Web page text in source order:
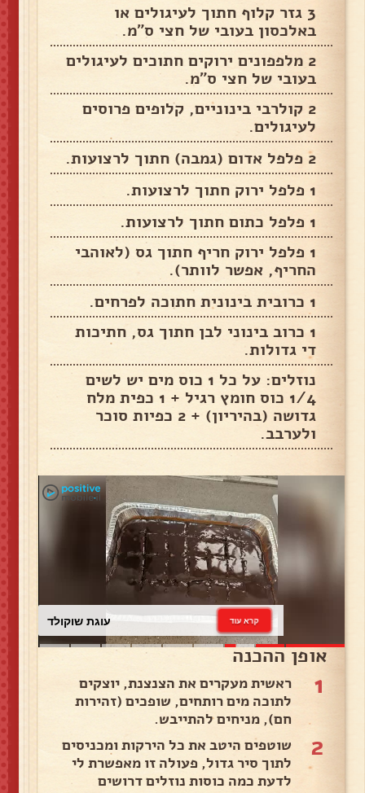
3 גזר קלוף חתוך לעיגולים או
באלכסון בעובי של חצי ס"מ.
2 מלפפונים ירוקים חתוכים לעיגולים
בעובי של חצי ס"מ.
2 קולרבי בינוניים, קלופים פרוסים
לעיגולים.
2 פלפל אדום (גמבה) חתוך לרצועות.
1 פלפל ירוק חתוך לרצועות.
1 פלפל כתום חתוך לרצועות.
1 פלפל ירוק חריף חתוך גס (לאוהבי
החריף, אפשר לוותר).
1 כרובית בינונית חתוכה לפרחים.
1 כרוב בינוני לבן חתוך גס, חתיכות
די גדולות.
נוזלים: על כל 1 כוס מים יש לשים
1/4 כוס חומץ רגיל + 1 כפית מלח
גדושה (בהיריון) + 2 כפיות סוכר
ולערבב.
עוגת שוקולד קרא עוד
אופן ההכנה
1
ראשית מעקרים את הצנצנת, יוצקים
לתוכה מים רותחים, שופכים (זהירות
חם), מניחים להתייבש.
2
שוטפים היטב את כל הירקות ומכניסים
לתוך סיר גדול, פעולה זו מאפשרת לי
לדעת כמה כוסות נוזלים דרושים